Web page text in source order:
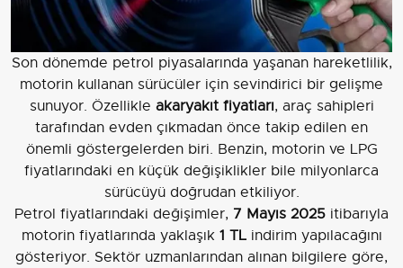
Son dönemde petrol piyasalarında yaşanan hareketlilik,
motorin kullanan sürücüler için sevindirici bir gelişme
sunuyor. Özellikle akaryakıt fiyatları, araç sahipleri
tarafından evden çıkmadan önce takip edilen en
önemli göstergelerden biri. Benzin, motorin ve LPG
fiyatlarındaki en küçük değişiklikler bile milyonlarca
sürücüyü doğrudan etkiliyor.
Petrol fiyatlarındaki değişimler, 7 Mayıs 2025 itibarıyla
motorin fiyatlarında yaklaşık 1 TLindirim yapılacağını
gösteriyor. Sektör uzmanlarından alınan bilgilere göre,